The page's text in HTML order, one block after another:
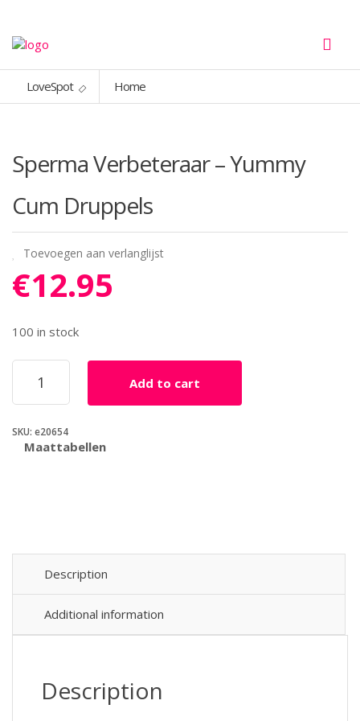
LoveSpot Home
Sperma Verbeteraar – Yummy
Cum Druppels
Toevoegen aan verlanglijst
€12.95
100 in stock
Sperma
Verbeteraar
-
Cum
Druppels
Add to cart
SKU: e20654
Maattabellen
Description
Additional information
Description